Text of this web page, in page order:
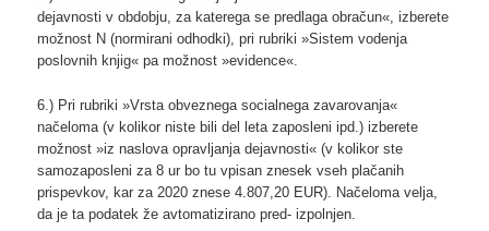
dejavnosti v obdobju, za katerega se predlaga obračun«, izberete
možnost N (normirani odhodki), pri rubriki »Sistem vodenja
poslovnih knjig« pa možnost »evidence«.
6.) Pri rubriki »Vrsta obveznega socialnega zavarovanja«
načeloma (v kolikor niste bili del leta zaposleni ipd.) izberete
možnost »iz naslova opravljanja dejavnosti« (v kolikor ste
samozaposleni za 8 ur bo tu vpisan znesek vseh plačanih
prispevkov, kar za 2020 znese 4.807,20 EUR). Načeloma velja,
da je ta podatek že avtomatizirano pred- izpolnjen.